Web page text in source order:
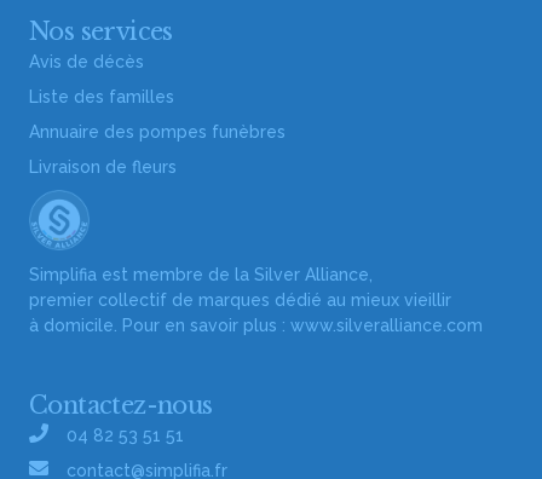
Nos services
Avis de décès
Liste des familles
Annuaire des pompes funèbres
Livraison de fleurs
Simplifia est membre de la Silver Alliance,
premier collectif de marques dédié au mieux vieillir
à domicile. Pour en savoir plus : www.silveralliance.com
Contactez-nous
04 82 53 51 51
contact@simplifia.fr